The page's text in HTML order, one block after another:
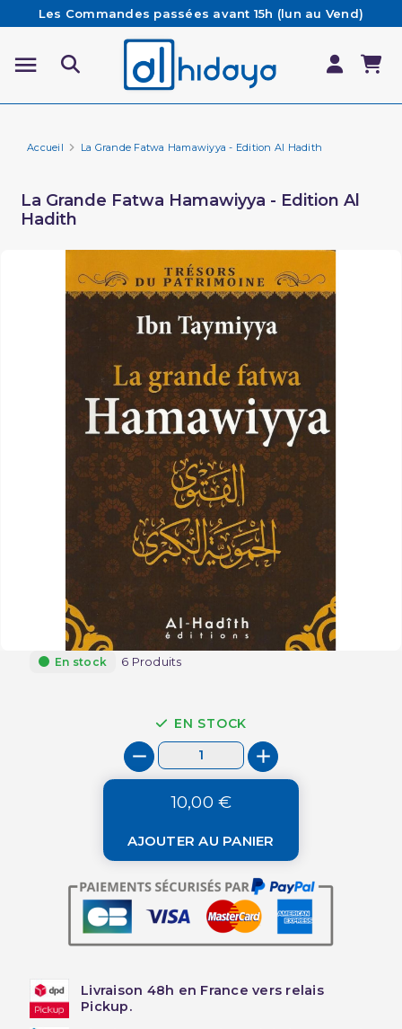
Les Commandes passées avant 15h (lun au Vend)
sont préparées et expédiées le jour même
Besoin d'aide ? Retrouvez notre FAQ
Livraison offerte à partir de 65€ d'achat*
Accueil La Grande Fatwa Hamawiyya - Edition Al Hadith
La Grande Fatwa Hamawiyya - Edition Al
Hadith
En stock 6 Produits
EN STOCK
10,00 €
AJOUTER AU PANIER
Livraison 48h en France vers relais
Pickup.